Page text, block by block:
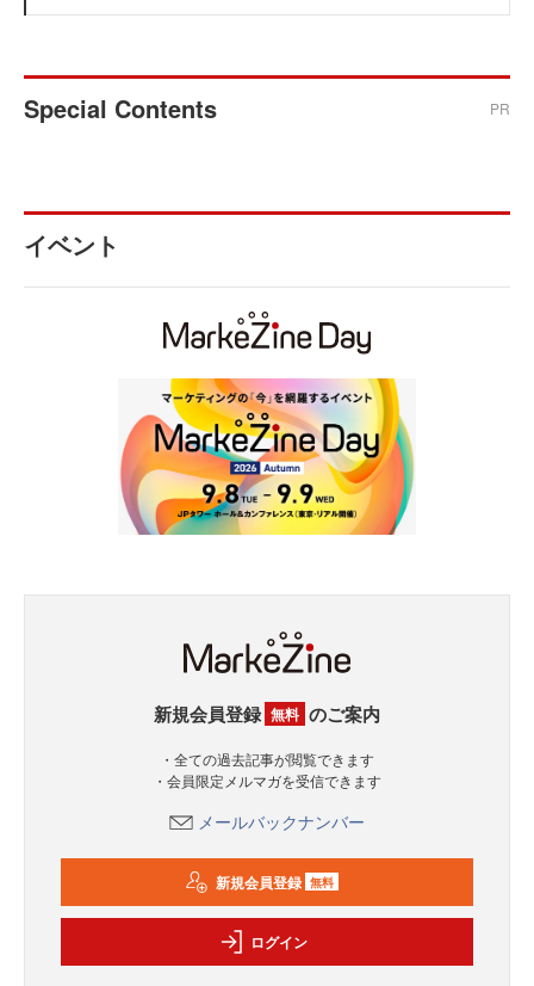
Special Contents PR
イベント
新規会員登録 無料 のご案内
・全ての過去記事が閲覧できます
・会員限定メルマガを受信できます
メールバックナンバー
新規会員登録 無料
ログイン